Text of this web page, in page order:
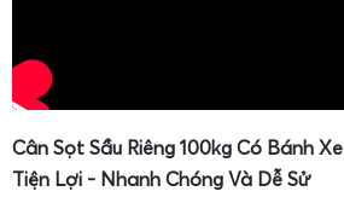
Cân Sọt Sầu Riêng 100kg Có Bánh Xe
Tiện Lợi - Nhanh Chóng Và Dễ Sử